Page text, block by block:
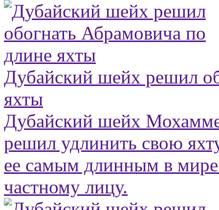
Дубайский шейх решил
яхты
Дубайский шейх
решил удлинить свою
ее самым длинным в
частному лицу.